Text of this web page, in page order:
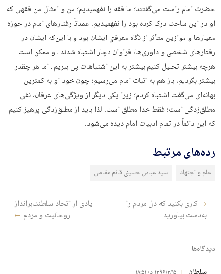
حضرت امام راست می‌گفتند؛ ما فقه را نفهمیدیم؛ من و امثال من فقهی که
او در این ساحت درک کرده بود را نفهمیدیم. عمدتاً رفتارهای امام در حوزه
معیارها و موازین متأثر از نگاه معرفتی ایشان بود و با این‌که ایشان در
رفتارهای شخصی و داوری‌ها، فراوان دچار اشتباه شدند ـ و ممکن است
هرچه بیشتر تحلیل کنیم بیشتر به این اشتباهات پی ببریم ـ اما هر چقدر
بیشتر بگردیم، باز هم به اثبات امام می‌رسیم؛ چون خود او به کمترین
بهانه‌ای می‌گفت اشتباه کردم؛ زیرا یکی دیگر از ویژگی‌های عرفان، نفی
مطلق‌زدگی است؛ فقط خدا مطلق است. لذا باید از مطلق‌زدگی پرهیز کنیم
که این دائماً در تمام ادبیات امام دیده می‌شود.
رده‌های مرتبط
علم و اجتهاد سید عباس حسینی قائم‌ مقامی
راه‌بری نوشته
→ کاری بکنید که دل مردم را
به‌دست بیاورید
یادی از اتحاد سلطنت‌برانداز
روحانیت و مردم ←
دیدگاه‌ها
سلطان ۱۳۹۶/۳/۱۵ در ۱۸:۵۱